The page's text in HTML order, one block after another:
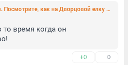
Шесть дней за три минуты. Посмотрите, как на Дворцовой елку наряжали
то время когда он
+0 –0